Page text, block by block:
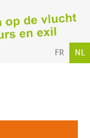
FR NL